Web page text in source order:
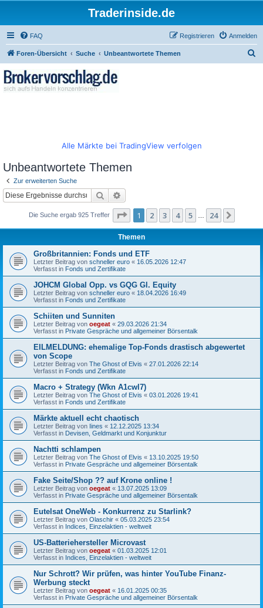
Traderinside.de
FAQ Anmelden
Registrieren
Foren-Übersicht Suche Unbeantwortete Themen
Alle Märkte bei TradingView verfolgen
Unbeantwortete Themen
Zur erweiterten Suche
Suche
Die Suche ergab 925 Treffer Seite 1von 24
1 2 3 4 5 24
Themen
Großbritannien: Fonds und ETF
Letzter Beitrag von schneller euro « 16.05.2026 12:47
Verfasst in Fonds und Zertifikate
JOHCM Global Opp. vs GQG Gl. Equity
Letzter Beitrag von schneller euro « 18.04.2026 16:49
Verfasst in Fonds und Zertifikate
Schiiten und Sunniten
Letzter Beitrag von oegeat « 29.03.2026 21:34
Verfasst in Private Gespräche und allgemeiner Börsentalk
EILMELDUNG: ehemalige Top-Fonds drastisch abgewertet
von Scope
Letzter Beitrag von The Ghost of Elvis « 27.01.2026 22:14
Verfasst in Fonds und Zertifikate
Macro + Strategy (Wkn A1cwl7)
Letzter Beitrag von The Ghost of Elvis « 03.01.2026 19:41
Verfasst in Fonds und Zertifikate
Märkte aktuell echt chaotisch
Letzter Beitrag von Iines « 12.12.2025 13:34
Verfasst in Devisen, Geldmarkt und Konjunktur
Nachtti schlampen
Letzter Beitrag von The Ghost of Elvis « 13.10.2025 19:50
Verfasst in Private Gespräche und allgemeiner Börsentalk
Fake Seite/Shop ?? auf Krone online !
Letzter Beitrag von oegeat « 13.07.2025 13:09
Verfasst in Private Gespräche und allgemeiner Börsentalk
Eutelsat OneWeb - Konkurrenz zu Starlink?
Letzter Beitrag von Olaschir « 05.03.2025 23:54
Verfasst in Indices, Einzelaktien - weltweit
US-Batteriehersteller Microvast
Letzter Beitrag von oegeat « 01.03.2025 12:01
Verfasst in Indices, Einzelaktien - weltweit
Nur Schrott? Wir prüfen, was hinter YouTube Finanz-
Werbung steckt
Letzter Beitrag von oegeat « 16.01.2025 00:35
Verfasst in Private Gespräche und allgemeiner Börsentalk